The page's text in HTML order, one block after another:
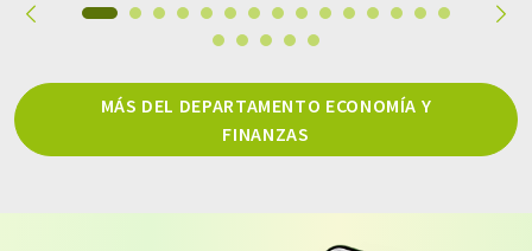
MÁS DEL DEPARTAMENTO ECONOMÍA Y
FINANZAS